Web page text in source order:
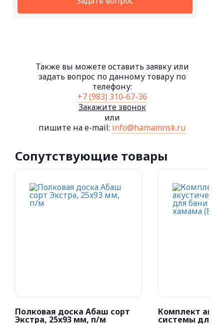
Также вы можете оставить заявку или
задать вопрос по данному товару по
телефону:
+7 (983) 310-67-36
Закажите звонок
или
пишите на e-mail: info@hamamnsk.ru
Сопутствующие товары
Полковая доска Абаш сорт
Экстра, 25x93 мм, п/м
Комплект
системы для